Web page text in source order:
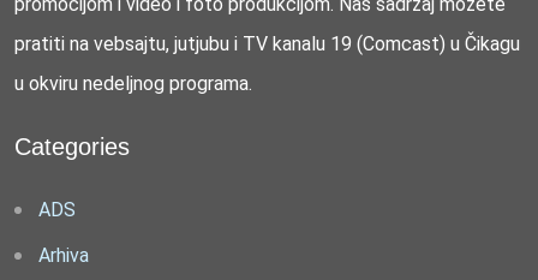
pratiti na vebsajtu, jutjubu i TV kanalu 19 (Comcast) u Čikagu
u okviru nedeljnog programa.
Categories
ADS
Arhiva